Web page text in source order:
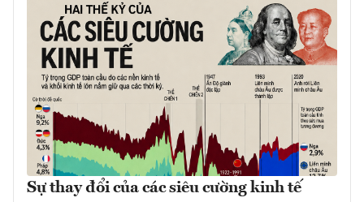
Sự thay đổi của các siêu cường kinh tế